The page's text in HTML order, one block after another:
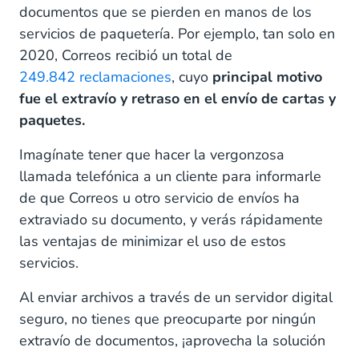
documentos que se pierden en manos de los
servicios de paquetería. Por ejemplo, tan solo en
2020, Correos recibió un total de
249.842 reclamaciones, cuyo principal motivo
fue el extravío y retraso en el envío de cartas y
paquetes.
Imagínate tener que hacer la vergonzosa
llamada telefónica a un cliente para informarle
de que Correos u otro servicio de envíos ha
extraviado su documento, y verás rápidamente
las ventajas de minimizar el uso de estos
servicios.
Al enviar archivos a través de un servidor digital
seguro, no tienes que preocuparte por ningún
extravío de documentos, ¡aprovecha la solución